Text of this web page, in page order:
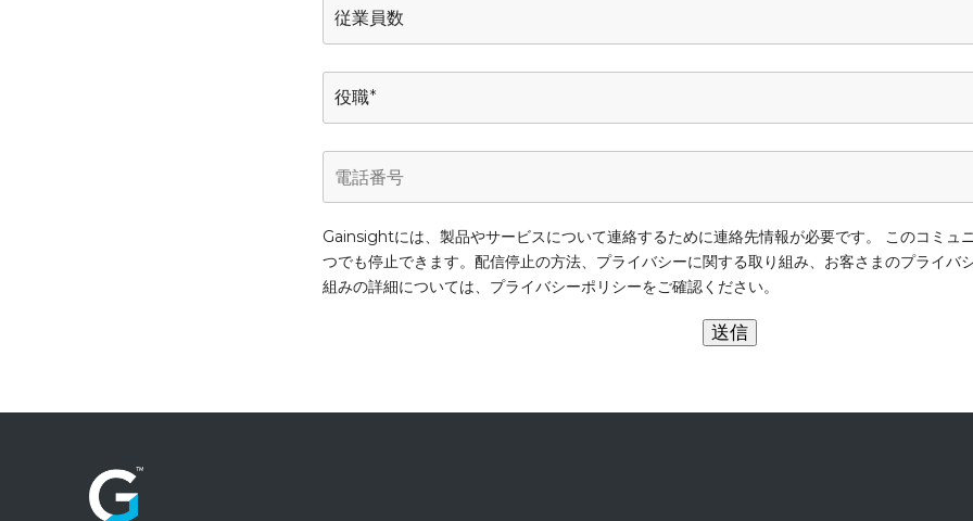
Gainsightには、製品やサービスについて連絡するために連絡先情報が必要です。 このコミュ
つでも停止できます。配信停止の方法、プライバシーに関する取り組み、お客さまのプライバ
組みの詳細については、プライバシーポリシーをご確認ください。